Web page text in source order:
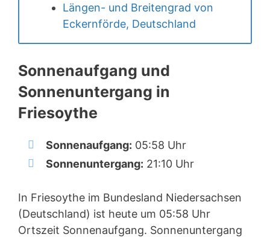
Längen- und Breitengrad von
Eckernförde, Deutschland
Sonnenaufgang und
Sonnenuntergang in
Friesoythe
Sonnenaufgang: 05:58 Uhr
Sonnenuntergang: 21:10 Uhr
In Friesoythe im Bundesland Niedersachsen
(Deutschland) ist heute um 05:58 Uhr
Ortszeit Sonnenaufgang. Sonnenuntergang